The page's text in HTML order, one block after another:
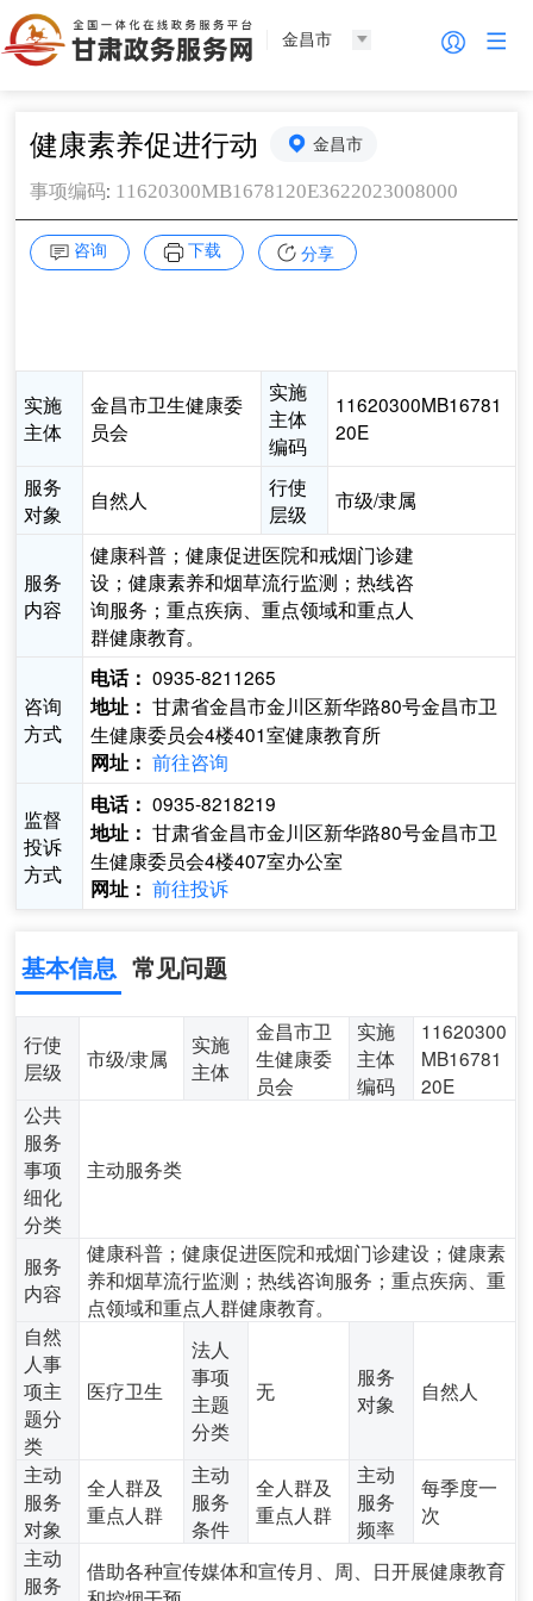
金昌市
健康素养促进行动 金昌市
事项编码: 11620300MB1678120E3622023008000
咨询 下载 分享
实施
主体
金昌市卫生健康委
员会
实施
主体
编码
11620300MB16781
20E
服务
对象
自然人
行使
层级
市级/隶属
服务
内容
健康科普；健康促进医院和戒烟门诊建
设；健康素养和烟草流行监测；热线咨
询服务；重点疾病、重点领域和重点人
群健康教育。
咨询
方式
电话： 0935-8211265
地址： 甘肃省金昌市金川区新华路80号金昌市卫
生健康委员会4楼401室健康教育所
网址： 前往咨询
监督
投诉
方式
电话： 0935-8218219
地址： 甘肃省金昌市金川区新华路80号金昌市卫
生健康委员会4楼407室办公室
网址： 前往投诉
基本信息 常见问题
行使
层级
市级/隶属
实施
主体
金昌市卫
生健康委
员会
实施
主体
编码
11620300
MB16781
20E
公共
服务
事项
细化
分类
主动服务类
服务
内容
健康科普；健康促进医院和戒烟门诊建设；健康素
养和烟草流行监测；热线咨询服务；重点疾病、重
点领域和重点人群健康教育。
自然
人事
项主
题分
类
医疗卫生
法人
事项
主题
分类
无
服务
对象
自然人
主动
服务
对象
全人群及
重点人群
主动
服务
条件
全人群及
重点人群
主动
服务
频率
每季度一
次
主动
服务
借助各种宣传媒体和宣传月、周、日开展健康教育